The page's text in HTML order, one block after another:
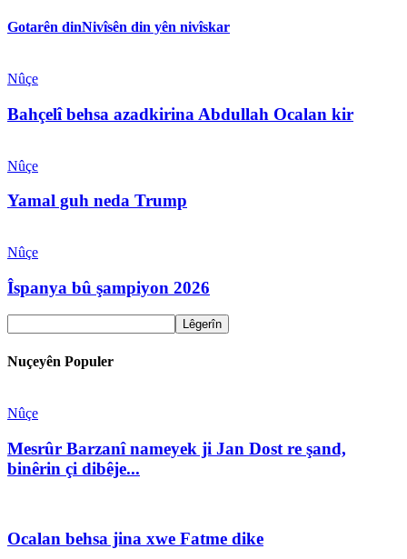
Gotarên dinNivîsên din yên nivîskar
Nûçe
Bahçelî behsa azadkirina Abdullah Ocalan kir
Nûçe
Yamal guh neda Trump
Nûçe
Îspanya bû şampiyon 2026
Nuçeyên Populer
Nûçe
Mesrûr Barzanî nameyek ji Jan Dost re şand,
binêrin çi dibêje...
Ocalan behsa jina xwe Fatme dike